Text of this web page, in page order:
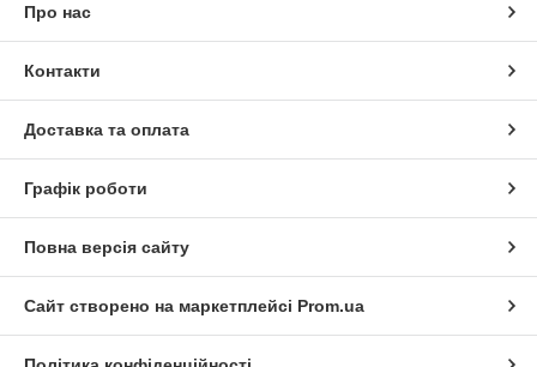
Про нас
Контакти
Доставка та оплата
Графік роботи
Повна версія сайту
Сайт створено на маркетплейсі Prom.ua